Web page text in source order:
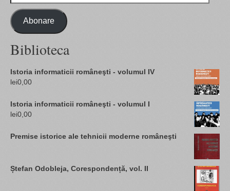
email
Abonare
Biblioteca
Istoria informaticii româneşti - volumul IV
lei0,00
Istoria informaticii româneşti - volumul I
lei0,00
Premise istorice ale tehnicii moderne româneşti
Ștefan Odobleja, Corespondență, vol. II